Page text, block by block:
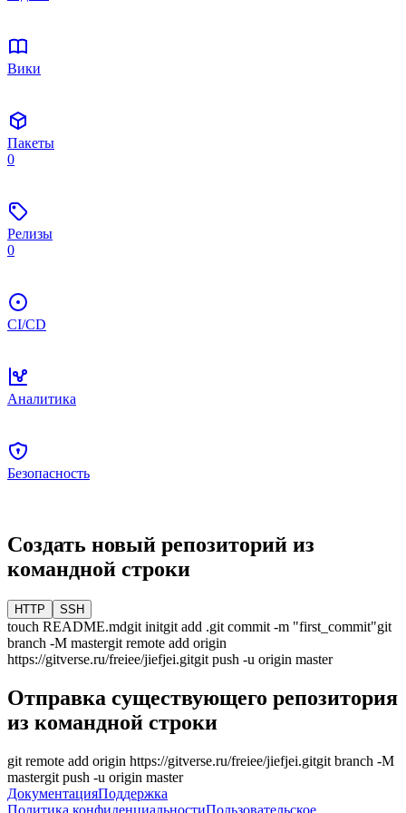
Вики
Пакеты
0
Релизы
0
CI/CD
Аналитика
Безопасность
Создать новый репозиторий из
командной строки
HTTP SSH
touch README.mdgit initgit add .git commit -m "first_commit"git
branch -M mastergit remote add origin
https://gitverse.ru/freiee/jiefjei.gitgit push -u origin master
Отправка существующего репозитория
из командной строки
git remote add origin https://gitverse.ru/freiee/jiefjei.gitgit branch -M
mastergit push -u origin master
ДокументацияПоддержка
Политика конфиденциальностиПользовательское